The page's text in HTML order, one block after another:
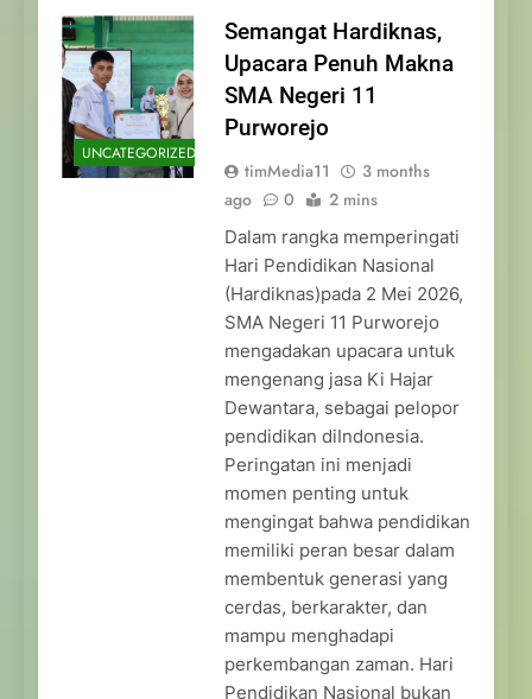
UNCATEGORIZED
Semangat Hardiknas,
Upacara Penuh Makna
SMA Negeri 11
Purworejo
timMedia11
3 months
ago
0 2 mins
Dalam rangka memperingati
Hari Pendidikan Nasional
(Hardiknas)pada 2 Mei 2026,
SMA Negeri 11 Purworejo
mengadakan upacara untuk
mengenang jasa Ki Hajar
Dewantara, sebagai pelopor
pendidikan diIndonesia.
Peringatan ini menjadi
momen penting untuk
mengingat bahwa pendidikan
memiliki peran besar dalam
membentuk generasi yang
cerdas, berkarakter, dan
mampu menghadapi
perkembangan zaman. Hari
Pendidikan Nasional bukan